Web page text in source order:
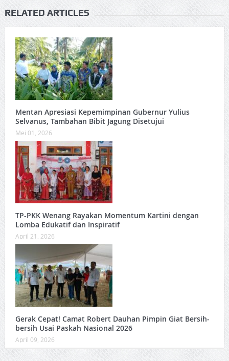
RELATED ARTICLES
Mentan Apresiasi Kepemimpinan Gubernur Yulius
Selvanus, Tambahan Bibit Jagung Disetujui
Mei 01, 2026
TP-PKK Wenang Rayakan Momentum Kartini dengan
Lomba Edukatif dan Inspiratif
April 21, 2026
Gerak Cepat! Camat Robert Dauhan Pimpin Giat Bersih-
bersih Usai Paskah Nasional 2026
April 09, 2026